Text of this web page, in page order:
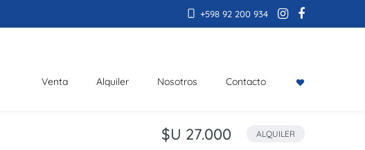
+598 92 200 934
Venta Alquiler Nosotros Contacto
$U 27.000 ALQUILER